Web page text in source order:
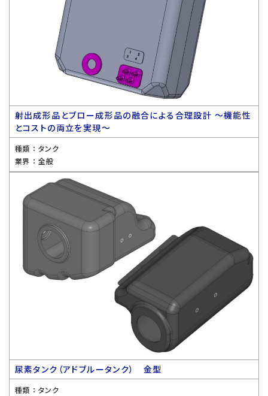
射出成形品とブロー成形品の融合による合理設計 〜機能性
とコストの両立を実現〜
種類 ： タンク
業界 ： 全般
尿素タンク（アドブルータンク） 金型
種類 ： タンク